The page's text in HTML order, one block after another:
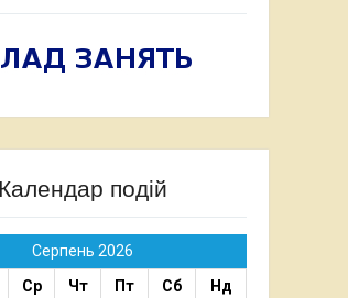
Календар подій
Серпень 2026
Ср Чт Пт Сб
Нд